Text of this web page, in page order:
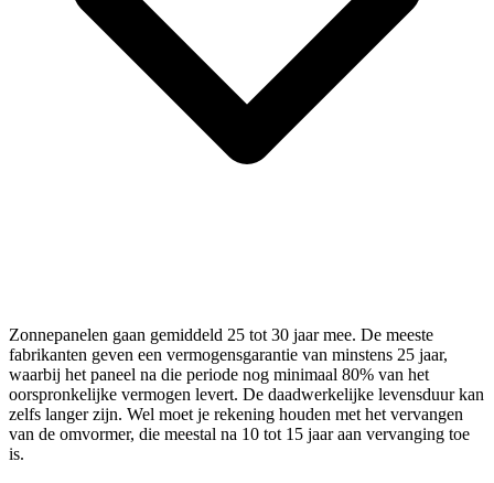
Zonnepanelen gaan gemiddeld 25 tot 30 jaar mee. De meeste
fabrikanten geven een vermogensgarantie van minstens 25 jaar,
waarbij het paneel na die periode nog minimaal 80% van het
oorspronkelijke vermogen levert. De daadwerkelijke levensduur kan
zelfs langer zijn. Wel moet je rekening houden met het vervangen
van de omvormer, die meestal na 10 tot 15 jaar aan vervanging toe
is.